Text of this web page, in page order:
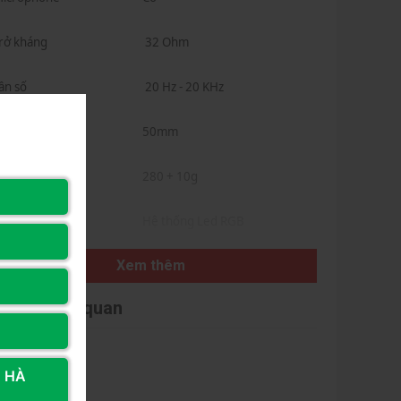
kháng 32 Ohm
số 20 Hz - 20 KHz
50mm
lượng
năng đặc biệt
Hiệu ứng âm thanh giả lập 7.1
tích hợp sẵn
Xem thêm
viết liên quan
HÀ